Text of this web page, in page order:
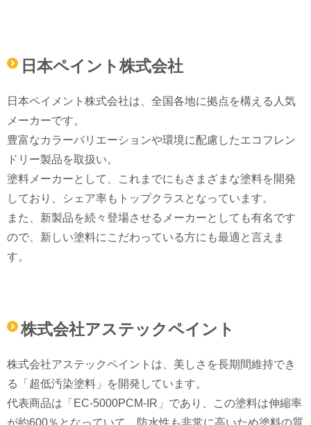
日本ペイント株式会社
日本ペイメント株式会社は、全国各地に拠点を構える人気
メーカーです。
豊富なカラーバリエーションや環境に配慮したエコフレン
ドリー製品を取扱い。
塗料メーカーとして、これまでにもさまざまな塗料を開発
しており、シェア率もトップクラスとなっています。
また、新製品を続々登場させるメーカーとしても有名です
ので、新しい塗料にこだわっている方にも最適と言えま
す。
株式会社アステックペイント
株式会社アステックペイントは、美しさを長期間維持でき
る「超低汚染塗料」を開発しています。
代表商品は「EC-5000PCM-IR」であり、この塗料は伸縮率
が約600％となっていて、防水性も非常に高いため塗料の質